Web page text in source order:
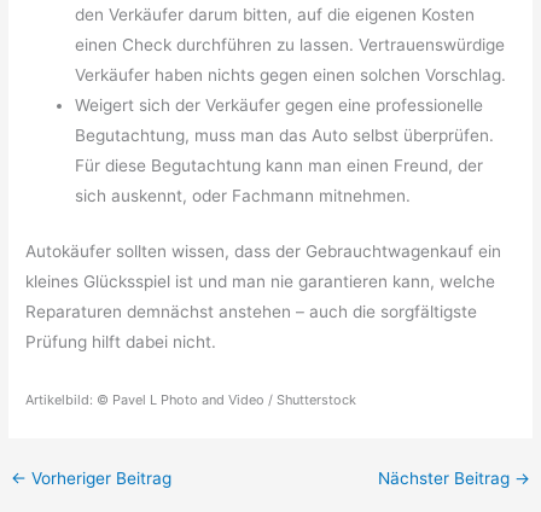
den Verkäufer darum bitten, auf die eigenen Kosten
einen Check durchführen zu lassen. Vertrauenswürdige
Verkäufer haben nichts gegen einen solchen Vorschlag.
Weigert sich der Verkäufer gegen eine professionelle
Begutachtung, muss man das Auto selbst überprüfen.
Für diese Begutachtung kann man einen Freund, der
sich auskennt, oder Fachmann mitnehmen.
Autokäufer sollten wissen, dass der Gebrauchtwagenkauf ein
kleines Glücksspiel ist und man nie garantieren kann, welche
Reparaturen demnächst anstehen – auch die sorgfältigste
Prüfung hilft dabei nicht.
Artikelbild: © Pavel L Photo and Video / Shutterstock
← Vorheriger Beitrag Nächster Beitrag →